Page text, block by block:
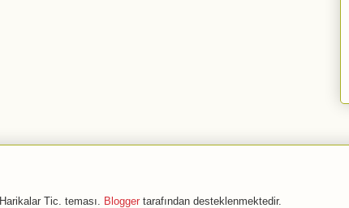
Harikalar Tic. teması. Blogger tarafından desteklenmektedir.